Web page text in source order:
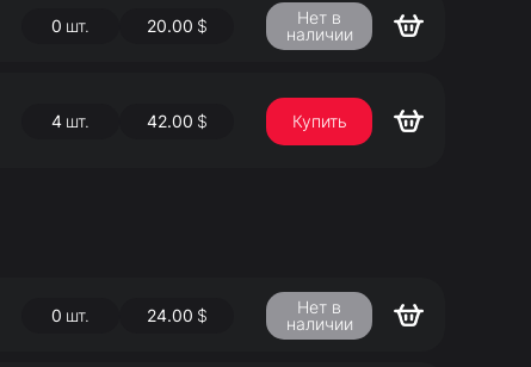
0 шт. 20.00 $
Нет в
наличии
4 шт. 42.00 $ Купить
0 шт. 24.00 $
Нет в
наличии